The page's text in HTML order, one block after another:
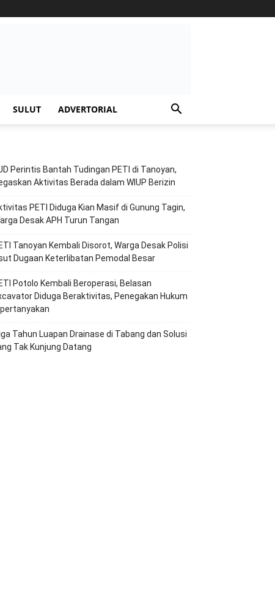
SULUT ADVERTORIAL
Perintis Bantah Tudingan PETI di Tanoyan,
Aktivitas Berada dalam WIUP Berizin
PETI Diduga Kian Masif di Gunung Tagin,
Desak APH Turun Tangan
Tanoyan Kembali Disorot, Warga Desak Polisi
Dugaan Keterlibatan Pemodal Besar
Potolo Kembali Beroperasi, Belasan
Diduga Beraktivitas, Penegakan Hukum
Tahun Luapan Drainase di Tabang dan Solusi
Tak Kunjung Datang